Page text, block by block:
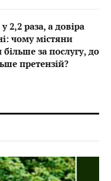
2,2 раза, а довіра
чому містяни
за послугу, до
претензій?